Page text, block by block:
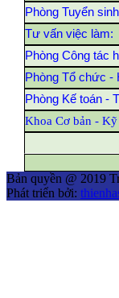
Phòng Tuyển
Tư vấn việc làm:
Phòng Công tác
Phòng Tổ chức -
Phòng Kế toán -
Khoa Cơ bản - Kỹ
Bản quyền @ 2019
Phát triển bởi: